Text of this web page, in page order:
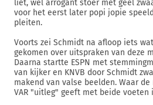
liet, wel arrogant stoer met geel
voor het eerst later popi jopie
pleiten.
Voorts zei Schmidt na afloop iets
gekomen over uitspraken van deze
Daarna startte ESPN met
van kijker en KNVB door Schmidt
makend van valse beelden. Waar
VAR "uitleg" geeft met beide voeten